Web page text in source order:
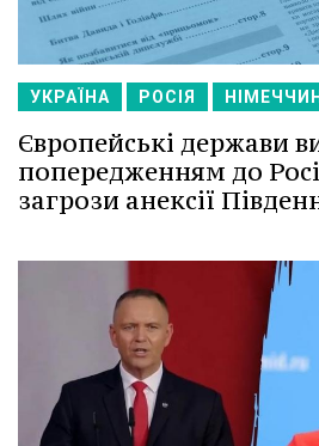
УКРАЇНА РОСІЯ
Європейські держави
попередженням до
загрози анексії